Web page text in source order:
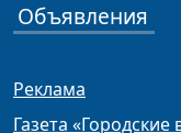
Объявления
Реклама
Газета «Городские